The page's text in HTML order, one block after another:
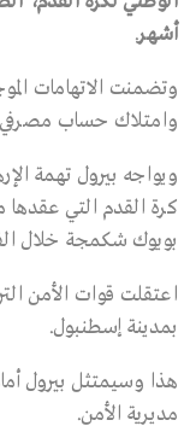
أشهر.
وتضمنت الاتهامات
وامتلاك حساب مصرفي
ويواجه بيرول تهمة
كرة القدم التي
بويوك شكمجة خلال الفترة
اعتقلت قوات الأمن
بمدينة إسطنبول.
هذا وسيمتثل بيرول
مديرية الأمن.